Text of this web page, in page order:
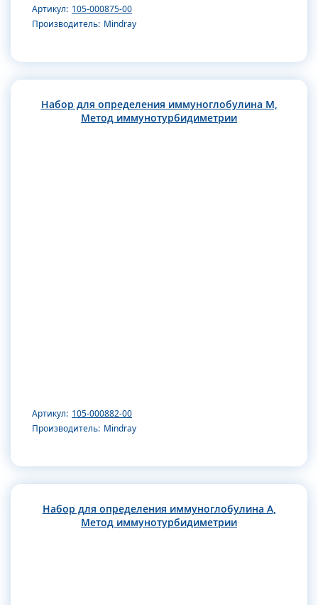
Артикул: 105-000875-00
Производитель: Mindray
Набор для определения иммуноглобулина M,
Метод иммунотурбидиметрии
Артикул: 105-000882-00
Производитель: Mindray
Набор для определения иммуноглобулина А,
Метод иммунотурбидиметрии